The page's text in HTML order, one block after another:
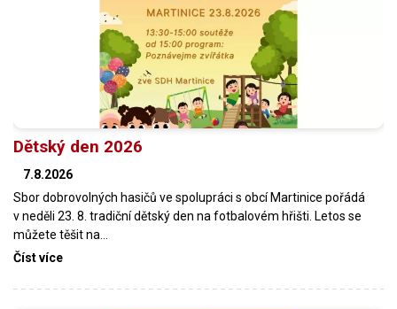
Dětský den 2026
7.8.2026
Sbor dobrovolných hasičů ve spolupráci s obcí Martinice pořádá
v neděli 23. 8. tradiční dětský den na fotbalovém hřišti. Letos se
můžete těšit na…
Číst více